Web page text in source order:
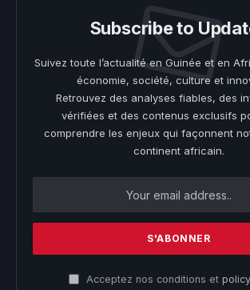
Subscribe to
Suivez toute l’actualité en Guinée et en
économie, société, culture et
Retrouvez des analyses fiables, des
vérifiées et des contenus exclusifs
comprendre les enjeux qui façonnent
continent africain.
Acceptez nos conditions et policy